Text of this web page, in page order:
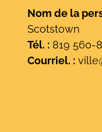
Nom de la
Scotstown
Tél. :819 560-
Courriel. :